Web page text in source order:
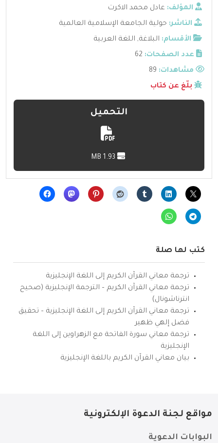
المؤلف: عادل محمد الاكرت
الناشر: حولية الجامعة الإسلامية العالمية
الأقسام: البلاغة, اللغة العربية
عدد الصفحات: 62
مشاهدات:
بلّغ عن كتاب
التحميل
كتب لها صلة
ترجمة معاني القرآن الكريم إلى اللغة الإنجليزية
ترجمة معاني القرآن الكريم – الترجمة الإنجليزية (صحيح
انترناشونال)
ترجمة معاني القرآن الكريم إلى اللغة الإنجليزية – تحقيق
فضل إلهي ظهير
ترجمة معاني سورة الفاتحة مع الزهراوين إلى اللغة
الإنجليزية
بيان معاني القرآن الكريم باللغة الإنجليزية
مواقع لجنة الدعوة الإلكترونية
البوابات الدعوية